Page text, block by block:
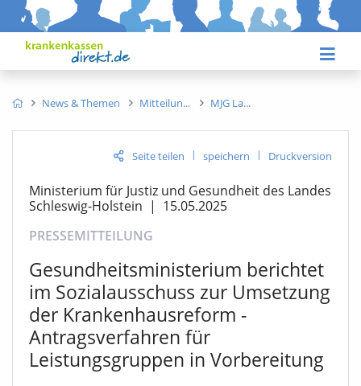
News & Themen Mitteilun MJG La
Seite teilen | speichern | Druckversion
Ministerium für Justiz und Gesundheit des Landes
Schleswig-Holstein | 15.05.2025
PRESSEMITTEILUNG
Gesundheitsministerium berichtet
im Sozialausschuss zur Umsetzung
der Krankenhausreform -
Antragsverfahren für
Leistungsgruppen in Vorbereitung